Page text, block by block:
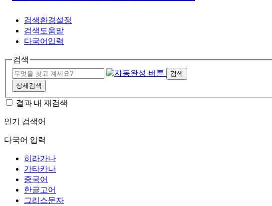
검색환경설정
검색도움말
다국어입력
검색
검색
상세검색
결과 내 재검색
인기 검색어
다국어 입력
히라가나
가타카나
중국어
한글고어
그리스문자